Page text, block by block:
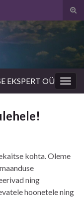
EKSPERT OÜ
kohta. Oleme
ning
hoonetele ning